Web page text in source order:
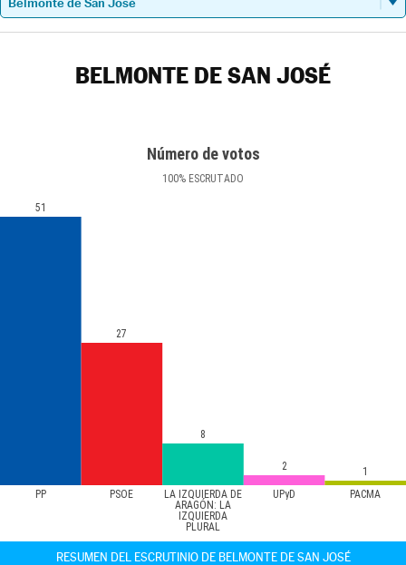
BELMONTE DE SAN JOSÉ
Número de votos
100% ESCRUTADO
PP PSOE
LA IZQUIERDA DE
ARAGÓN: LA
IZQUIERDA
PLURAL
UPyD PACMA
51
27
8
2 1
RESUMEN DEL ESCRUTINIO DE BELMONTE DE SAN JOSÉ